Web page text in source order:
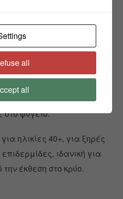
την αποθηκεύσετε σε
τουλάχιστον. Δεν τη
στο ψυγείο.
ηλικίες 40+, για ξηρές
ιδανική για
έκθεση στο κρύο.
all
all